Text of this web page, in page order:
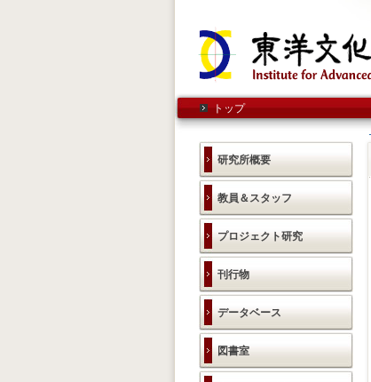
トップ
研究所概要
教員＆スタッフ
プロジェクト研究
刊行物
データベース
図書室